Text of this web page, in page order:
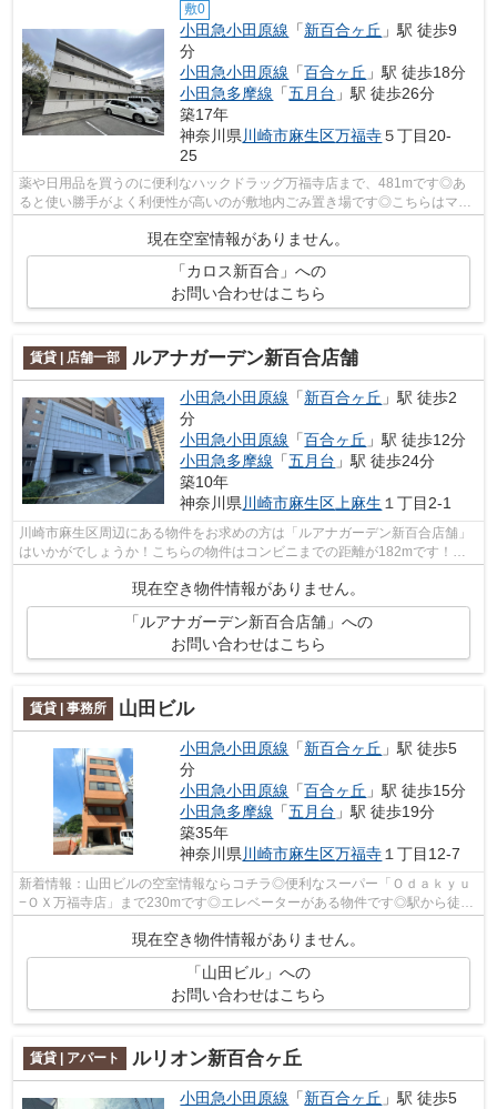
敷0
小田急小田原線 「新百合ヶ丘 」駅 徒歩9
分
小田急小田原線 「百合ヶ丘 」駅 徒歩18分
小田急多摩線 「五月台 」駅 徒歩26分
築17年
神奈川県 川崎市麻生区万福寺５丁目20-
25
薬や日用品を買うのに便利なハックドラッグ万福寺店まで、481mです◎あ
ると使い勝手がよく利便性が高いのが敷地内ごみ置き場です◎こちらはマン
ションタイプになります◎新しい日々を送る...
現在空室情報がありません。
「カロス新百合」への
お問い合わせはこちら
賃貸 | 店舗一部 ルアナガーデン新百合店舗
小田急小田原線 「新百合ヶ丘 」駅 徒歩2
分
小田急小田原線 「百合ヶ丘 」駅 徒歩12分
小田急多摩線 「五月台 」駅 徒歩24分
築10年
神奈川県川崎市麻生区上麻生 １丁目2-1
川崎市麻生区周辺にある物件をお求めの方は「ルアナガーデン新百合店舗」
はいかがでしょうか！こちらの物件はコンビニまでの距離が182mです！自
現在空き物件情報がありません。
「ルアナガーデン新百合店舗」への
お問い合わせはこちら
賃貸 | 事務所 山田ビル
小田急小田原線 「新百合ヶ丘 」駅 徒歩5
分
小田急小田原線 「百合ヶ丘 」駅 徒歩15分
小田急多摩線 「五月台 」駅 徒歩19分
築35年
神奈川県 川崎市麻生区万福寺 １丁目12-7
新着情報：山田ビルの空室情報ならコチラ◎便利なスーパー「Ｏｄａｋｙｕ
−ＯＸ万福寺店」まで230mです◎エレベーターがある物件です◎駅から徒歩
5分というアクセス良好な駅近物件はいかが...
現在空き物件情報がありません。
「山田ビル」への
お問い合わせはこちら
賃貸 | アパート ルリオン新百合ヶ丘
小田急小田原線 「新百合ヶ丘 」駅 徒歩5